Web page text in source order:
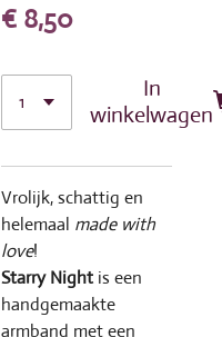
€ 8,50
In
winkelwagen
Vrolijk, schattig en
helemaal made with
love!
Starry Night is een
handgemaakte
armband met een